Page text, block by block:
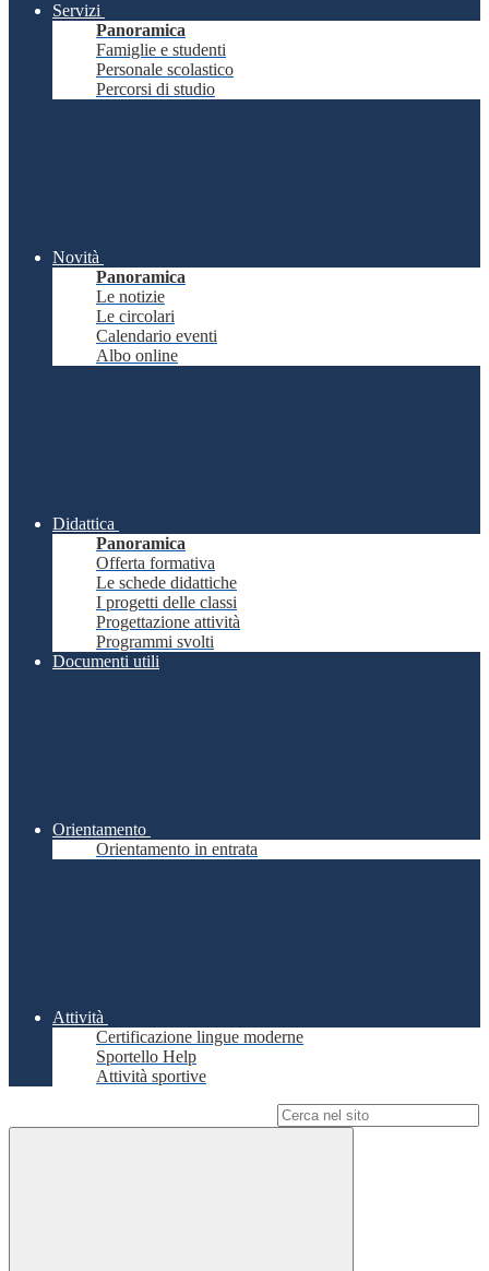
Servizi
Panoramica
Famiglie e studenti
Personale scolastico
Percorsi di studio
Novità
Panoramica
Le notizie
Le circolari
Calendario eventi
Albo online
Didattica
Panoramica
Offerta formativa
Le schede didattiche
I progetti delle classi
Progettazione attività
Programmi svolti
Documenti utili
Orientamento
Orientamento in entrata
Attività
Certificazione lingue moderne
Sportello Help
Attività sportive